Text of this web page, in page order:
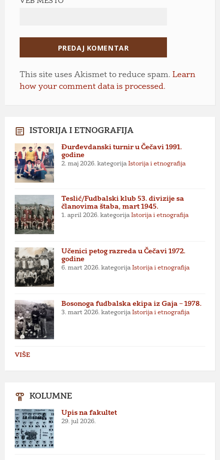
This site uses Akismet to reduce spam. Learn
how your comment data is processed.
ISTORIJA I ETNOGRAFIJA
Đurđevdanski turnir u Čečavi 1991.
godine
2. maj 2026. kategorija Istorija i etnografija
Teslić/Fudbalski klub 53. divizije sa
članovima štaba, mart 1945.
1. april 2026. kategorija Istorija i etnografija
Učenici petog razreda u Čečavi 1972.
godine
6. mart 2026. kategorija Istorija i etnografija
Bosonoga fudbalska ekipa iz Gaja – 1978.
3. mart 2026. kategorija Istorija i etnografija
VIŠE
KOLUMNE
Upis na fakultet
29. jul 2026.